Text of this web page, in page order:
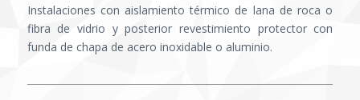
Instalaciones con aislamiento térmico de lana de roca o
fibra de vidrio y posterior revestimiento protector con
funda de chapa de acero inoxidable o aluminio.